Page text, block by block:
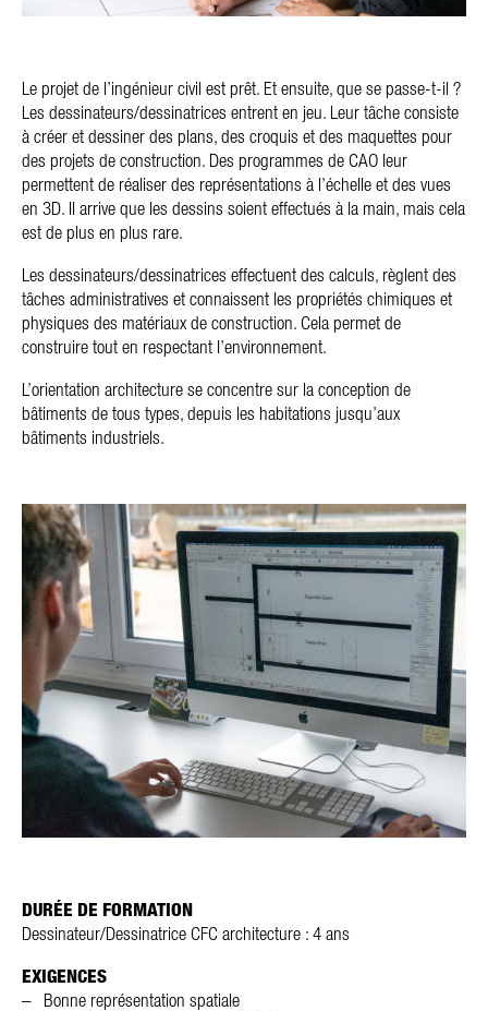
Le projet de l’ingénieur civil est prêt. Et ensuite, que se passe-t-il ?
Les dessinateurs/dessinatrices entrent en jeu. Leur tâche consiste
à créer et dessiner des plans, des croquis et des maquettes pour
des projets de construction. Des programmes de CAO leur
permettent de réaliser des représentations à l’échelle et des vues
en 3D. Il arrive que les dessins soient effectués à la main, mais cela
est de plus en plus rare.
Les dessinateurs/dessinatrices effectuent des calculs, règlent des
tâches administratives et connaissent les propriétés chimiques et
physiques des matériaux de construction. Cela permet de
construire tout en respectant l’environnement.
L’orientation architecture se concentre sur la conception de
bâtiments de tous types, depuis les habitations jusqu’aux
bâtiments industriels.
DURÉE DE FORMATION
Dessinateur/Dessinatrice CFC architecture : 4 ans
EXIGENCES
Bonne représentation spatiale